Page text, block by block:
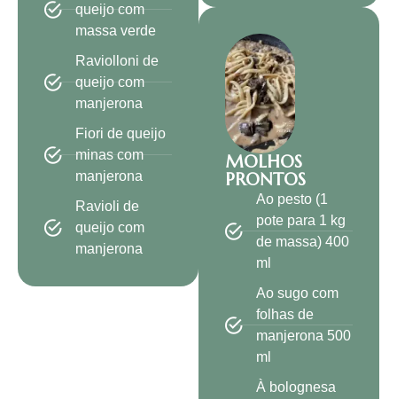
queijo com
massa verde
Raviolloni de
queijo com
manjerona
Fiori de queijo
minas com
manjerona
Ravioli de
queijo com
manjerona
MOLHOS
PRONTOS
Ao pesto (1
pote para 1 kg
de massa) 400
ml
Ao sugo com
folhas de
manjerona 500
ml
À bolognesa